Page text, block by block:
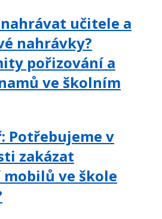
učitele a
nahrávky?
pořizování a
ve školním
Potřebujeme v
zakázat
ve škole